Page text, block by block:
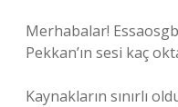
Merhabalar!
Pekkan’ın sesi kaç
Kaynakların sınırlı